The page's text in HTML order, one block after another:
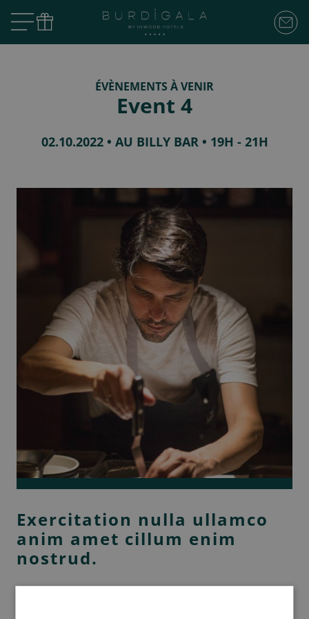
ÉVÈNEMENTS À VENIR
Event 4
02.10.2022 • AU BILLY BAR • 19H - 21H
Exercitation nulla ullamco
anim amet cillum enim
nostrud.